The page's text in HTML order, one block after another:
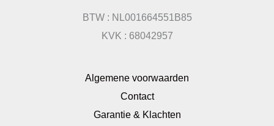
BTW : NL001664551B85
KVK : 68042957
Algemene voorwaarden
Contact
Garantie & Klachten